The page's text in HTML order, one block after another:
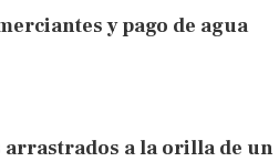
y pago de agua
arrastrados a la orilla de un